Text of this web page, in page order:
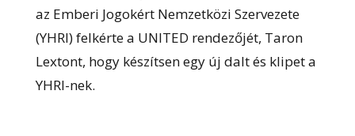
az Emberi Jogokért Nemzetközi Szervezete
(YHRI) felkérte a UNITED rendezőjét, Taron
Lextont, hogy készítsen egy új dalt és klipet a
YHRI-nek.